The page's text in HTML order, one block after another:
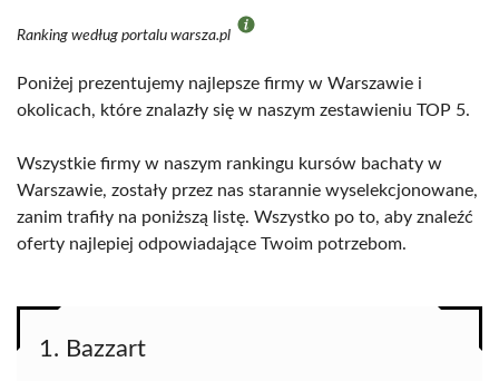
Ranking według portalu warsza.pl
Poniżej prezentujemy najlepsze firmy w Warszawie i
okolicach, które znalazły się w naszym zestawieniu TOP 5.
Wszystkie firmy w naszym rankingu kursów bachaty w
Warszawie, zostały przez nas starannie wyselekcjonowane,
zanim trafiły na poniższą listę. Wszystko po to, aby znaleźć
oferty najlepiej odpowiadające Twoim potrzebom.
1. Bazzart